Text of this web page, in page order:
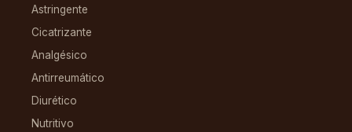
Astringente
Cicatrizante
Analgésico
Antirreumático
Diurético
Nutritivo